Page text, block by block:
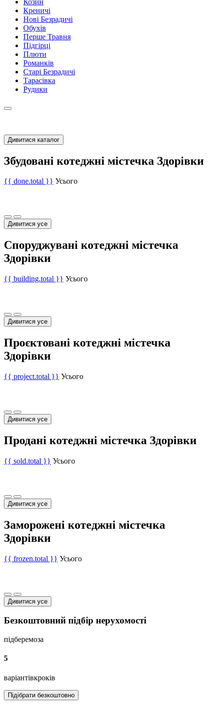
Креничі
Нові Безрадичі
Обухів
Перше Травня
Підгірці
Плюти
Романків
Старі Безрадичі
Тарасівка
Рудики
Дивитися каталог
Збудовані котеджні містечка Здорівки
{{ done.total }} Усього
Дивитися усе
Споруджувані котеджні містечка
Здорівки
{{ building.total }} Усього
Дивитися усе
Проєктовані котеджні містечка
Здорівки
{{ project.total }} Усього
Дивитися усе
Продані котеджні містечка Здорівки
{{ sold.total }} Усього
Дивитися усе
Заморожені котеджні містечка
Здорівки
{{ frozen.total }} Усього
Дивитися усе
Безкоштовний підбір нерухомості
підберемоза
5
варіантівкроків
Підібрати безкоштовно